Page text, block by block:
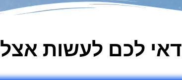
לכם לעשות